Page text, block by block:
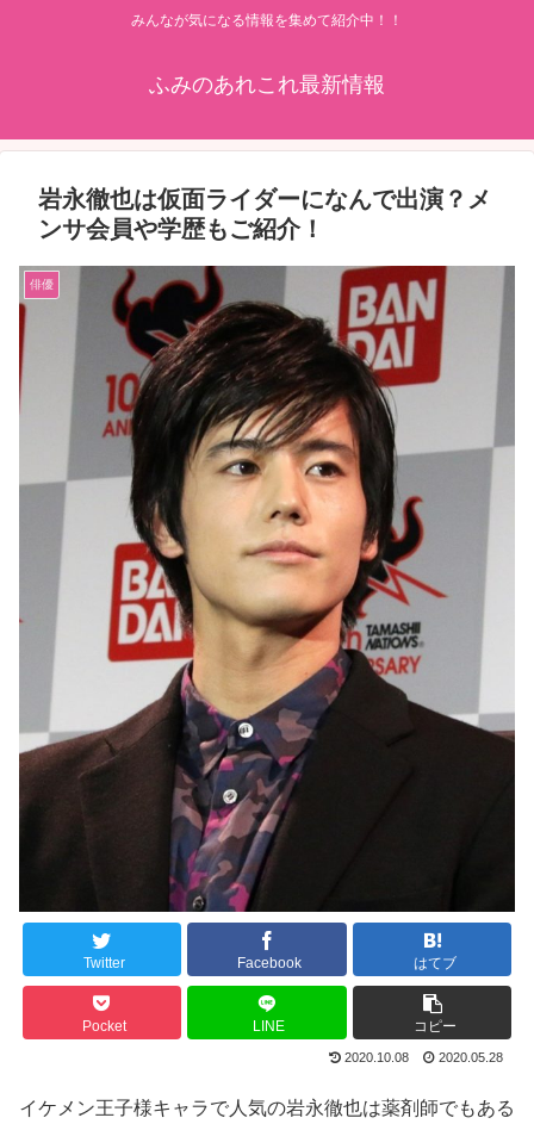
みんなが気になる情報を集めて紹介中！！
ふみのあれこれ最新情報
岩永徹也は仮面ライダーになんで出演？メ
ンサ会員や学歴もご紹介！
俳優
Twitter Facebook はてブ
Pocket LINE コピー
2020.10.08 2020.05.28
イケメン王子様キャラで人気の岩永徹也は薬剤師でもある